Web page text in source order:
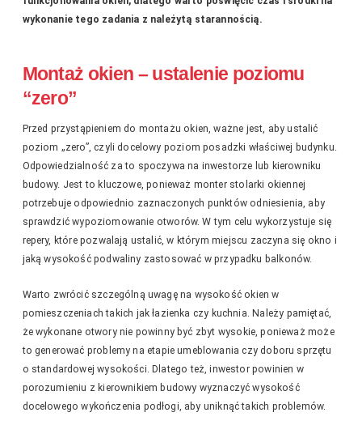
wykonanie tego zadania z należytą starannością.
Montaż okien – ustalenie poziomu
“zero”
Przed przystąpieniem do montażu okien, ważne jest, aby ustalić
poziom „zero”, czyli docelowy poziom posadzki właściwej budynku.
Odpowiedzialność za to spoczywa na inwestorze lub kierowniku
budowy. Jest to kluczowe, ponieważ monter stolarki okiennej
potrzebuje odpowiednio zaznaczonych punktów odniesienia, aby
sprawdzić wypoziomowanie otworów. W tym celu wykorzystuje się
repery, które pozwalają ustalić, w którym miejscu zaczyna się okno i
jaką wysokość podwaliny zastosować w przypadku balkonów.
Warto zwrócić szczególną uwagę na wysokość okien w
pomieszczeniach takich jak łazienka czy kuchnia. Należy pamiętać,
że wykonane otwory nie powinny być zbyt wysokie, ponieważ może
to generować problemy na etapie umeblowania czy doboru sprzętu
o standardowej wysokości. Dlatego też, inwestor powinien w
porozumieniu z kierownikiem budowy wyznaczyć wysokość
docelowego wykończenia podłogi, aby uniknąć takich problemów.